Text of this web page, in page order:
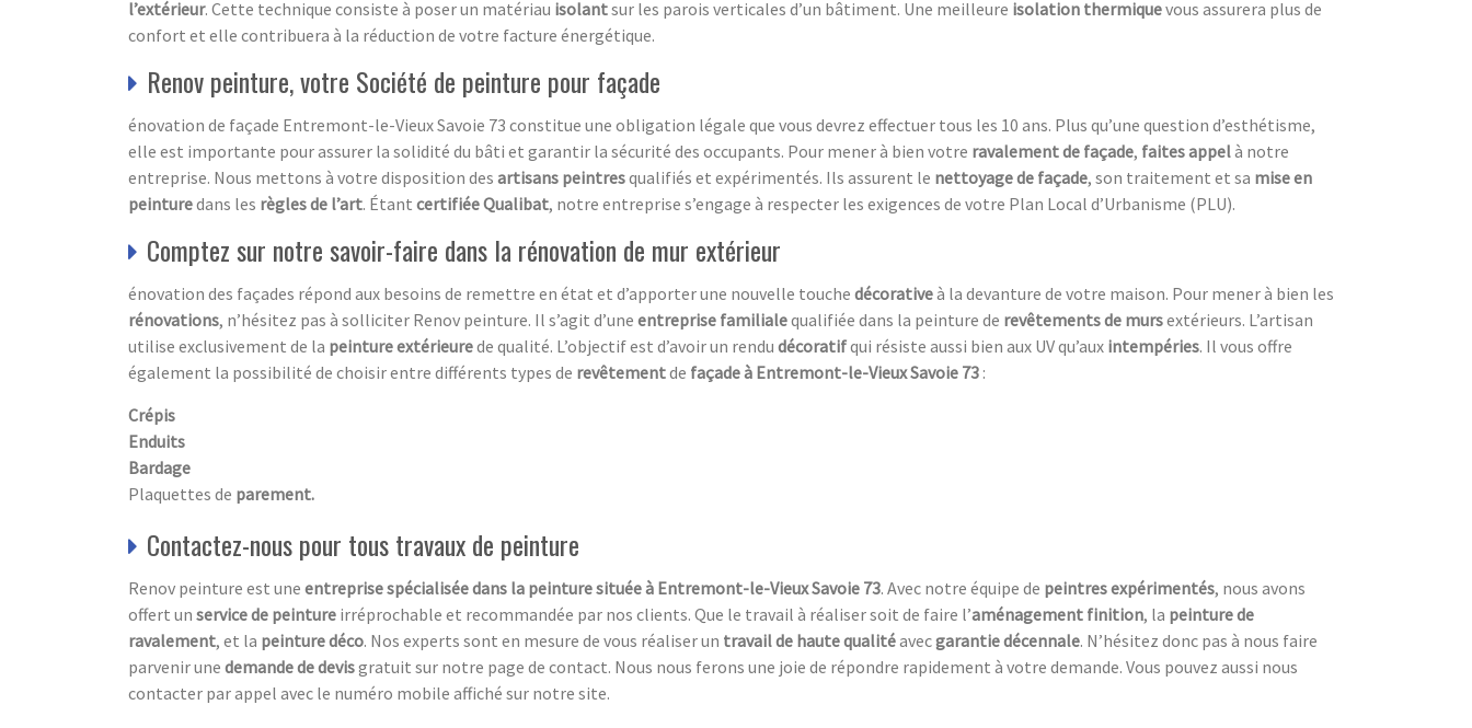
l’extérieur. Cette technique consiste à poser un matériau isolantsur les parois verticales d’un bâtiment. Une meilleure isolation thermiquevous assurera plus de
confort et elle contribuera à la réduction de votre facture énergétique.
Renov peinture, votre Société de peinture pour façade
énovation de façade Entremont-le-Vieux Savoie 73 constitue une obligation légale que vous devrez effectuer tous les 10 ans. Plus qu’une question d’esthétisme,
elle est importante pour assurer la solidité du bâti et garantir la sécurité des occupants. Pour mener à bien votre ravalement de façade, faites appelà notre
entreprise. Nous mettons à votre disposition des artisans peintresqualifiés et expérimentés. Ils assurent le nettoyage de façade, son traitement et sa mise en
peinturedans les règles de l’art. Étant certifiée Qualibat, notre entreprise s’engage à respecter les exigences de votre Plan Local d’Urbanisme (PLU).
Comptez sur notre savoir-faire dans la rénovation de mur extérieur
énovation des façades répond aux besoins de remettre en état et d’apporter une nouvelle touche décorativeà la devanture de votre maison. Pour mener à bien les
rénovations, n’hésitez pas à solliciter Renov peinture. Il s’agit d’une entreprise familialequalifiée dans la peinture de revêtements de mursextérieurs. L’artisan
utilise exclusivement de la peinture extérieurede qualité. L’objectif est d’avoir un rendu décoratifqui résiste aussi bien aux UVqu’aux intempéries. Il vous offre
également la possibilité de choisir entre différents types de revêtementde façade à Entremont-le-Vieux Savoie 73 :
Crépis
Enduits
Bardage
Plaquettes de parement.
Contactez-nous pour tous travaux de peinture
Renov peinture est une entreprise spécialisée dans la peinture située à Entremont-le-Vieux Savoie 73. Avec notre équipe de peintres expérimentés, nous avons
offert un service de peinture irréprochable et recommandée par nos clients. Que le travail à réaliser soit de faire l’aménagement finition, la peinture de
ravalement, et la peinture déco. Nos experts sont en mesure de vous réaliser un travail de haute qualitéavecgarantie décennale. N’hésitez donc pas à nous faire
parvenir une demande de devisgratuit sur notre page de contact. Nous nous ferons une joie de répondre rapidement à votre demande. Vous pouvez aussi nous
contacter par appel avec le numéro mobile affiché sur notre site.